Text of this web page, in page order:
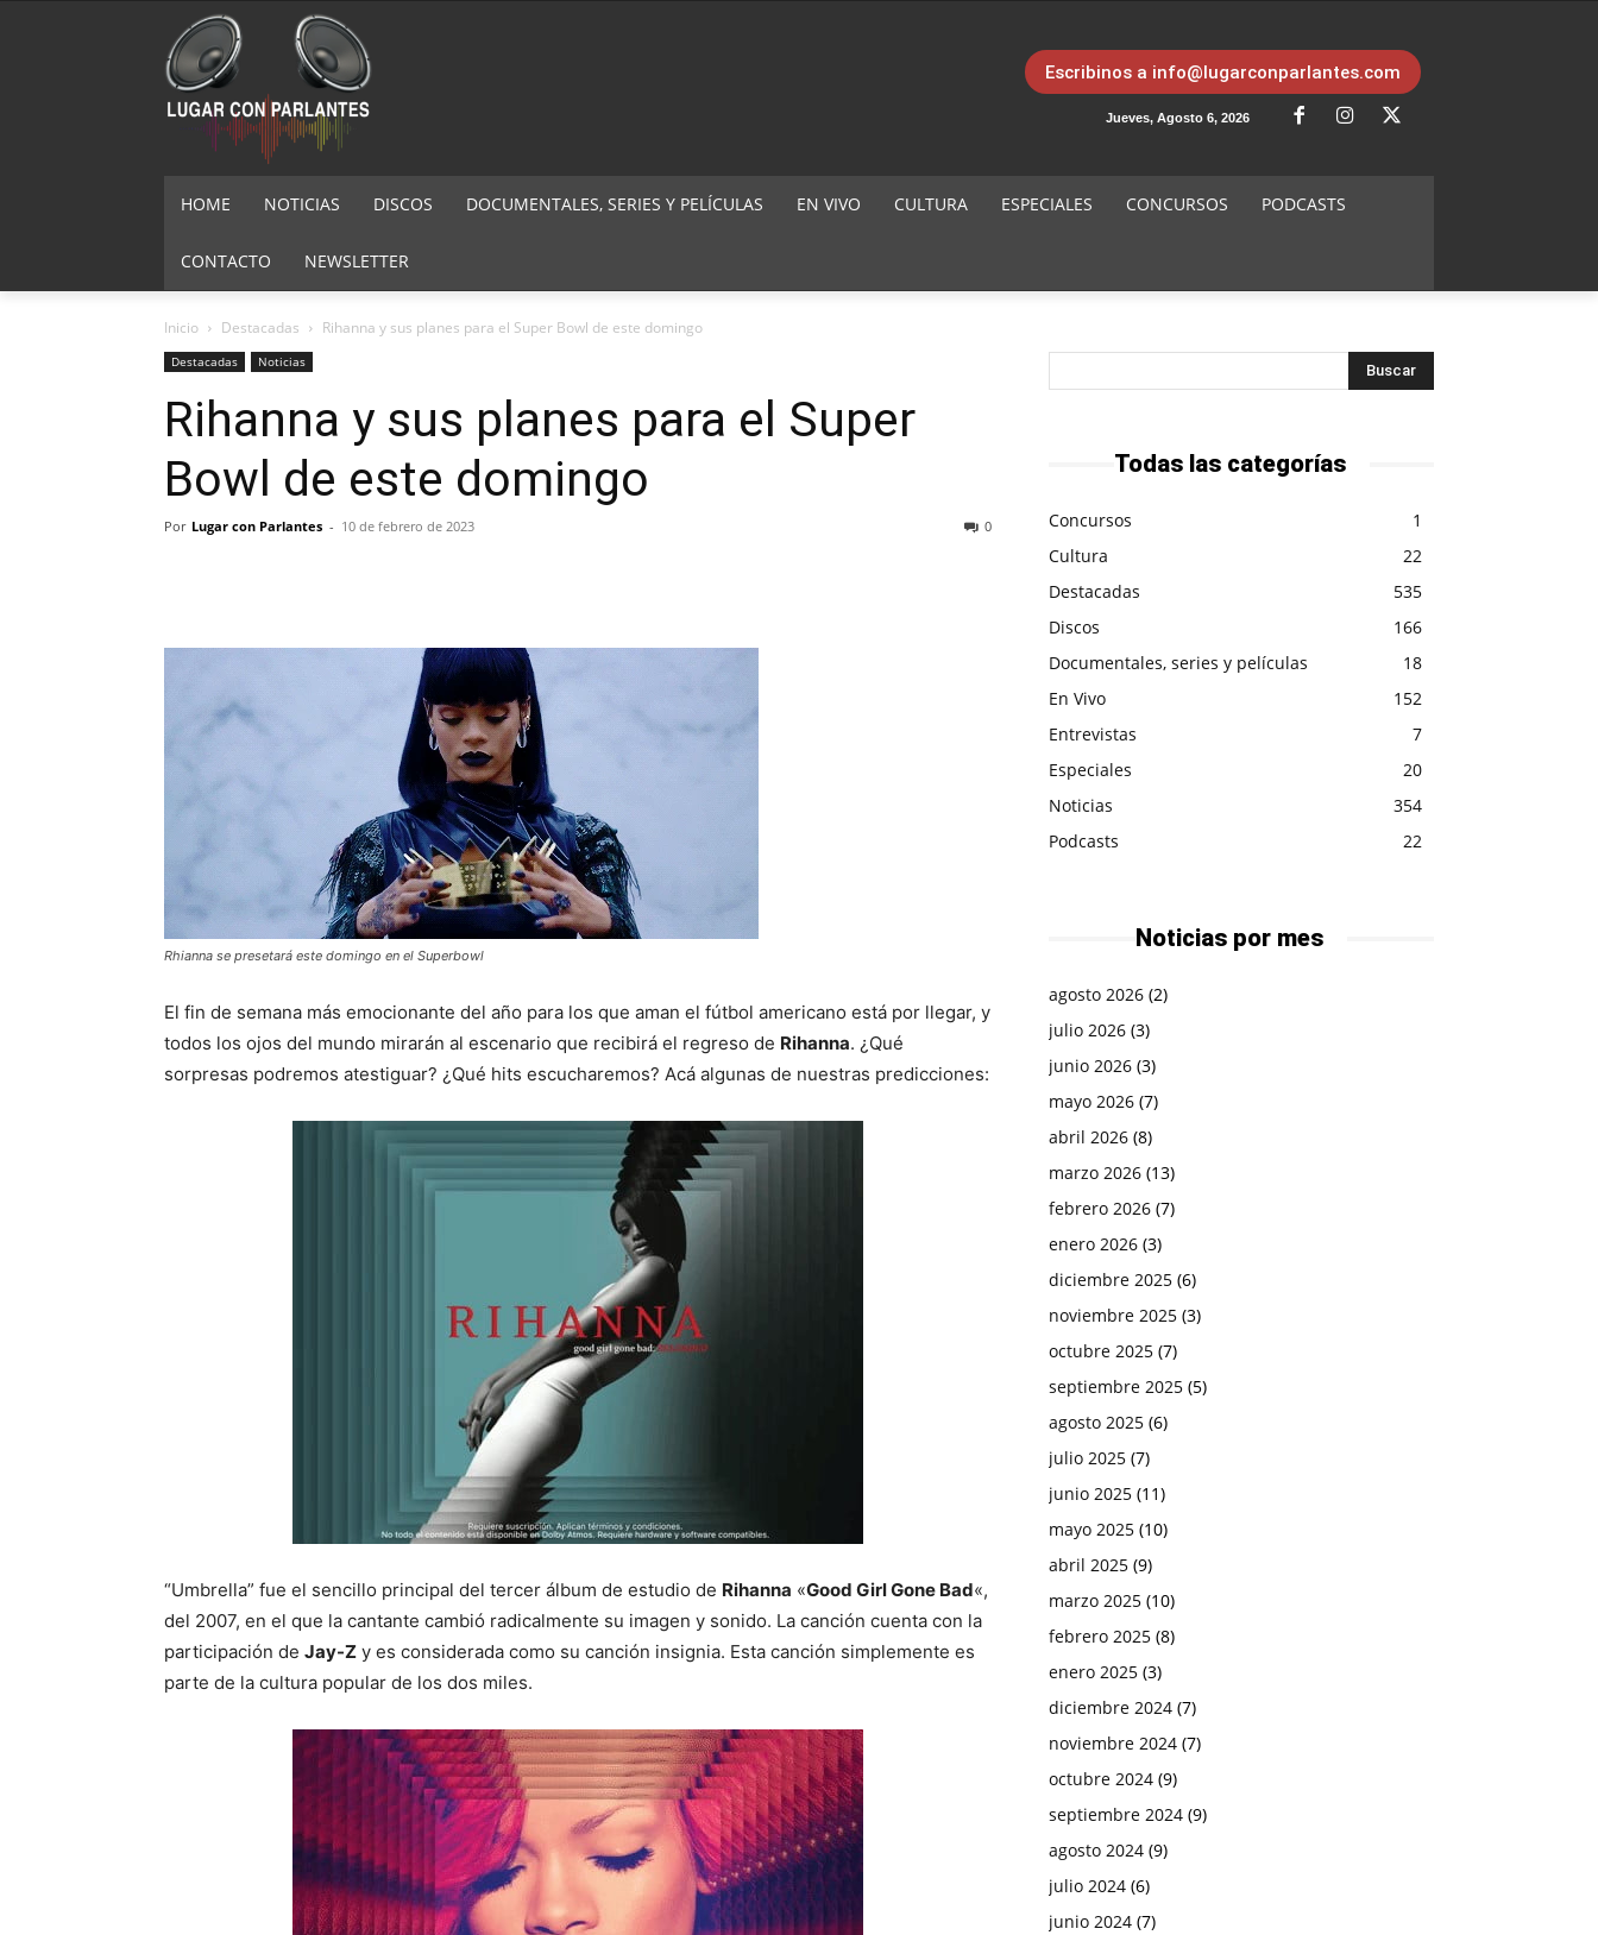
Escribinos a info@lugarconparlantes.com
Jueves, Agosto 6, 2026
HOME NOTICIAS DISCOS DOCUMENTALES, SERIES Y PELÍCULAS EN VIVO CULTURA ESPECIALES CONCURSOS PODCASTS
CONTACTO NEWSLETTER
Inicio Destacadas Rihanna y sus planes para el Super Bowl de este domingo
Destacadas Noticias
Rihanna y sus planes para el Super
Bowl de este domingo
Por Lugar con Parlantes - 10 de febrero de 2023 0
Rhianna se presetará este domingo en el Superbowl
El fin de semana más emocionante del año para los que aman el fútbol americano está por llegar, y
todos los ojos del mundo mirarán al escenario que recibirá el regreso de Rihanna. ¿Qué
sorpresas podremos atestiguar? ¿Qué hits escucharemos? Acá algunas de nuestras predicciones:
“Umbrella” fue el sencillo principal del tercer álbum de estudio de Rihanna «Good Girl Gone Bad«,
del 2007, en el que la cantante cambió radicalmente su imagen y sonido. La canción cuenta con la
participación de Jay-Z y es considerada como su canción insignia. Esta canción simplemente es
parte de la cultura popular de los dos miles.
Todas las categorías
Concursos
1
Cultura
22
Destacadas
535
Discos
166
Documentales, series y películas
18
En Vivo
152
Entrevistas
7
Especiales
20
Noticias
354
Podcasts
22
Noticias por mes
agosto 2026 (2)
julio 2026 (3)
junio 2026 (3)
mayo 2026 (7)
abril 2026 (8)
marzo 2026 (13)
febrero 2026 (7)
enero 2026 (3)
diciembre 2025 (6)
noviembre 2025 (3)
octubre 2025 (7)
septiembre 2025 (5)
agosto 2025 (6)
julio 2025 (7)
junio 2025 (11)
mayo 2025 (10)
abril 2025 (9)
marzo 2025 (10)
febrero 2025 (8)
enero 2025 (3)
diciembre 2024 (7)
noviembre 2024 (7)
octubre 2024 (9)
septiembre 2024 (9)
agosto 2024 (9)
julio 2024 (6)
junio 2024 (7)